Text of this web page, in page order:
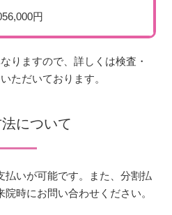
円
りますので、詳しくは検査・
ただいております。
について
払いが可能です。また、分割払
時にお問い合わせください。